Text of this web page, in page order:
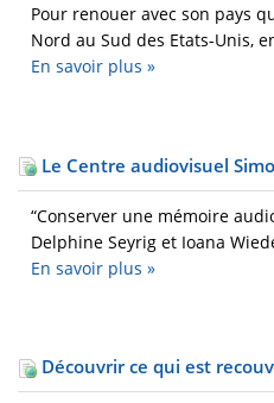
Pour renouer avec son pays
Nord au Sud des Etats-Unis,
En savoir plus »
Le Centre audiovisuel
“Conserver une mémoire
Delphine Seyrig et Ioana
En savoir plus »
Découvrir ce qui est